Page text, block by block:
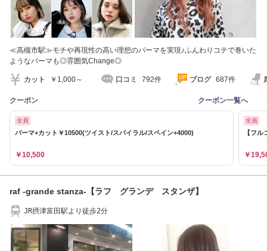
≪高槻市駅≫モチや再現性の高い理想のパーマを実現♪ふんわりコテで巻いた
ようなパーマも◎雰囲気Change◎
カット ￥1,000～ 口コミ 792件 ブログ 687件
クーポン クーポン一覧へ
全員
パーマ+カット￥10500(ツイスト/スパイラル/スペイン+4000)
￥10,500
全員
【フ
￥
raf -grande stanza-【ラフ グランデ スタンザ】
JR摂津富田駅より徒歩2分